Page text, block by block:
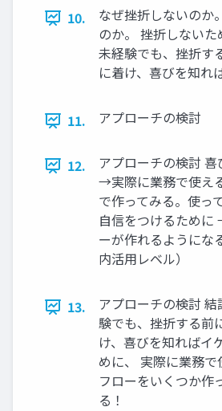
10.
なぜ挫折しないのか
のか。 挫折しない
未経験でも、挫折す
に着け、喜びを知れ
11. アプローチの検討
12.
アプローチの検討
→実際に業務で使え
で作ってみる。使っ
自信をつけるため
ーが作れるようにな
内活用レベル）
13.
アプローチの検討
験でも、挫折する前
け、喜びを知ればイ
めに、 実際に業務
フローをいくつか作
る！